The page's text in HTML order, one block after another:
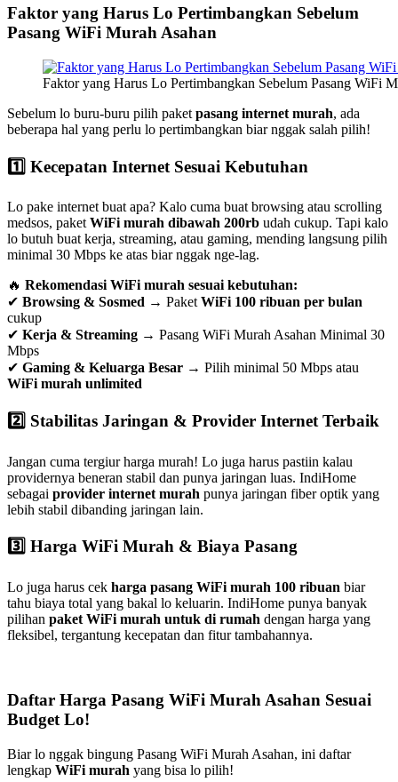
Faktor yang Harus Lo Pertimbangkan Sebelum
Pasang WiFi Murah Asahan
Faktor yang Harus Lo Pertimbangkan Sebelum Pasang WiFi
Sebelum lo buru-buru pilih paket pasang internet murah, ada
beberapa hal yang perlu lo pertimbangkan biar nggak salah pilih!
1️⃣ Kecepatan Internet Sesuai Kebutuhan
Lo pake internet buat apa? Kalo cuma buat browsing atau scrolling
medsos, paket WiFi murah dibawah 200rb udah cukup. Tapi kalo
lo butuh buat kerja, streaming, atau gaming, mending langsung pilih
minimal 30 Mbps ke atas biar nggak nge-lag.
🔥 Rekomendasi WiFi murah sesuai kebutuhan:
✔ Browsing & Sosmed → Paket WiFi 100 ribuan per bulan
cukup
✔ Kerja & Streaming → Pasang WiFi Murah Asahan Minimal 30
Mbps
✔ Gaming & Keluarga Besar → Pilih minimal 50 Mbps atau
WiFi murah unlimited
2️⃣ Stabilitas Jaringan & Provider Internet Terbaik
Jangan cuma tergiur harga murah! Lo juga harus pastiin kalau
providernya beneran stabil dan punya jaringan luas. IndiHome
sebagai provider internet murah punya jaringan fiber optik yang
lebih stabil dibanding jaringan lain.
3️⃣ Harga WiFi Murah & Biaya Pasang
Lo juga harus cek harga pasang WiFi murah 100 ribuan biar
tahu biaya total yang bakal lo keluarin. IndiHome punya banyak
pilihan paket WiFi murah untuk di rumah dengan harga yang
fleksibel, tergantung kecepatan dan fitur tambahannya.
Daftar Harga Pasang WiFi Murah Asahan Sesuai
Budget Lo!
Biar lo nggak bingung Pasang WiFi Murah Asahan, ini daftar
lengkap WiFi murah yang bisa lo pilih!